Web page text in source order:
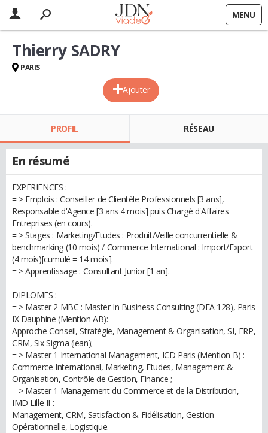
MENU
Ajouter
Thierry SADRY
PARIS
PROFIL RÉSEAU
En résumé
EXPERIENCES :
= > Emplois : Conseiller de Clientèle Professionnels [3 ans],
Responsable d'Agence [3 ans 4 mois] puis Chargé d'Affaires
Entreprises (en cours).
= > Stages : Marketing/Etudes : Produit/Veille concurrentielle &
benchmarking (10 mois) / Commerce International : Import/Export
(4 mois)[cumulé = 14 mois].
= > Apprentissage : Consultant Junior [1 an].
DIPLOMES :
= > Master 2 MBC : Master In Business Consulting (DEA 128), Paris
IX Dauphine (Mention AB):
Approche Conseil, Stratégie, Management & Organisation, SI, ERP,
CRM, Six Sigma (lean);
= > Master 1 International Management, ICD Paris (Mention B) :
Commerce International, Marketing, Etudes, Management &
Organisation, Contrôle de Gestion, Finance ;
= > Master 1 Management du Commerce et de la Distribution,
IMD Lille II :
Management, CRM, Satisfaction & Fidélisation, Gestion
Opérationnelle, Logistique.